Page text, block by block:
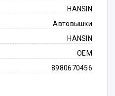
HANSIN
Автовышки
HANSIN
OEM
8980670456